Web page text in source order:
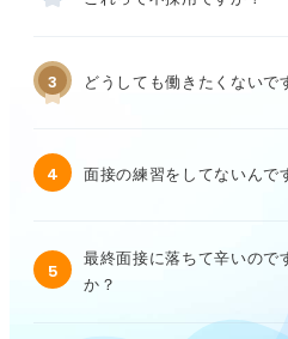
3 どうしても働きたくないで
4 面接の練習をしてないんで
5
最終面接に落ちて辛いので
か？